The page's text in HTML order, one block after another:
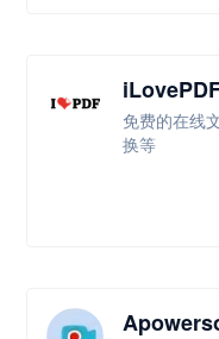
免费的在线
换等